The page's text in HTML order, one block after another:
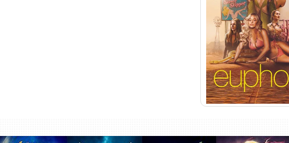
Euphoria 3ª
Torrent (2026)
Dual Áudio